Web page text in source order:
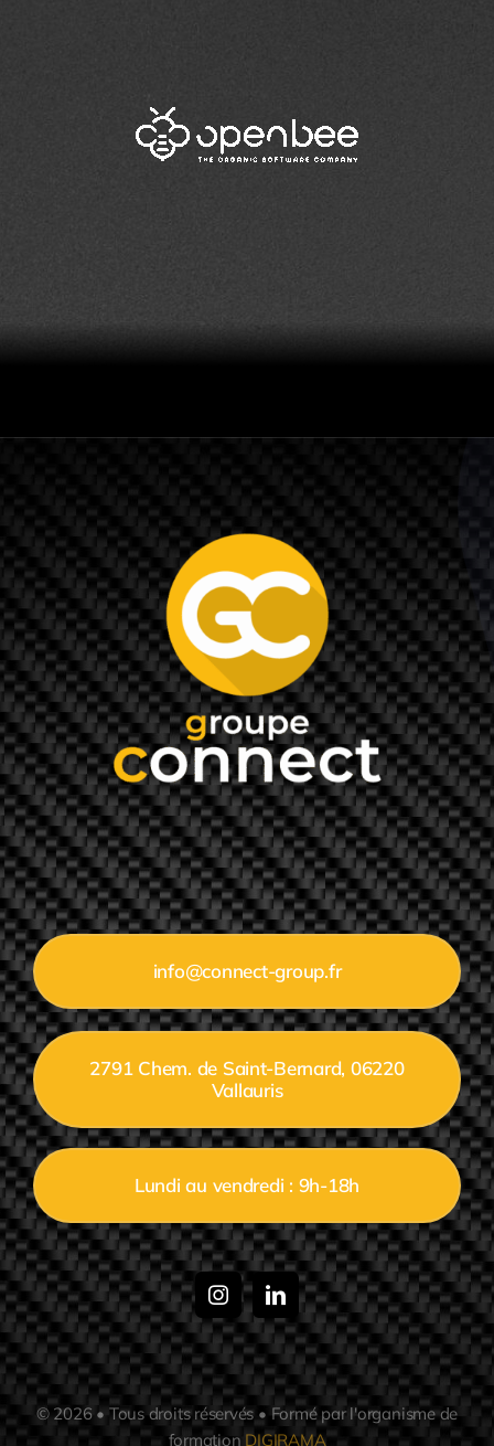
info@connect-group.fr
2791 Chem. de Saint-Bernard, 06220
Vallauris
Lundi au vendredi : 9h-18h
© 2026 • Tous droits réservés • Formé par l'organisme de
formation DIGIRAMA